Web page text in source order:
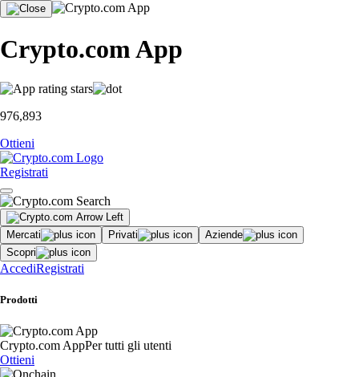
Crypto.com App
976,893
Ottieni
Registrati
Mercati Privati
Aziende
Scopri
AccediRegistrati
Prodotti
Crypto.com AppPer tutti gli utenti
Ottieni